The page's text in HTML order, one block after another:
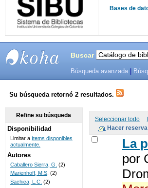
Bases de
SISTEMAS
DE
BIBLIOTECAS
UNICOC
Buscar
Búsqueda avanzada
Su búsqueda retornó 2 resultados.
Seleccionar todo
La
por
Refine su búsqueda
Disponibilidad
Limitar a ítems disponibles
actualmente.
Autores
Caballero Sierra, G. (2)
Marienhoff, M.S, (2)
Sachica, L.C. (2)